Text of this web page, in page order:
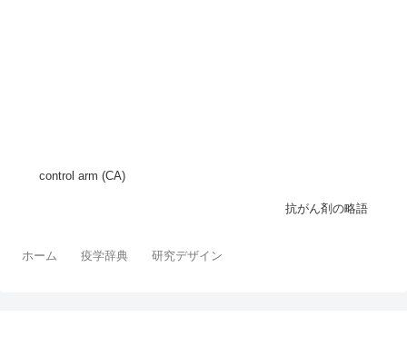
control arm (CA)
抗がん剤の略語
ホーム 疫学辞典 研究デザイン